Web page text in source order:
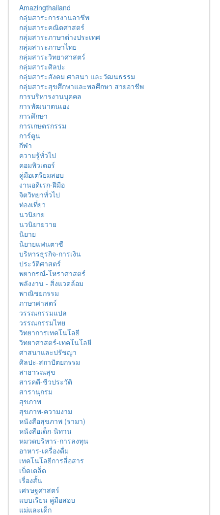
Amazingthailand
กลุ่มสาระการงานอาชีพ
กลุ่มสาระคณิตศาสตร์
กลุ่มสาระภาษาต่างประเทศ
กลุ่มสาระภาษาไทย
กลุ่มสาระวิทยาศาสตร์
กลุ่มสาระศิลปะ
กลุ่มสาระสังคม ศาสนา และวัฒนธรรม
กลุ่มสาระสุขศึกษาและพลศึกษา สายอาชีพ
การบริหารงานบุคคล
การพัฒนาตนเอง
การศึกษา
การเกษตรกรรม
การ์ตูน
กีฬา
ความรู้ทั่วไป
คอมพิวเตอร์
คู่มือเตรียมสอบ
งานอดิเรก-ฝีมือ
จิตวิทยาทั่วไป
ท่องเที่ยว
นวนิยาย
นวนิยายวาย
นิยาย
นิยายแฟนตาซี
บริหารธุรกิจ-การเงิน
ประวัติศาสตร์
พยากรณ์-โหราศาสตร์
พลังงาน - สิ่งแวดล้อม
พาณิชยกรรม
ภาษาศาสตร์
วรรณกรรมแปล
วรรณกรรมไทย
วิทยาการเทคโนโลยี
วิทยาศาสตร์-เทคโนโลยี
ศาสนาและปรัชญา
ศิลปะ-สถาปัตยกรรม
สาธารณสุข
สารคดี-ชีวประวัติ
สารานุกรม
สุขภาพ
สุขภาพ-ความงาม
หนังสือสุขภาพ (รามา)
หนังสือเด็ก-นิทาน
หมวดบริหาร-การลงทุน
อาหาร-เครื่องดื่ม
เทคโนโลยีการสื่อสาร
เบ็ดเตล็ด
เรื่องสั้น
เศรษฐศาสตร์
แบบเรียน คู่มือสอบ
แม่และเด็ก